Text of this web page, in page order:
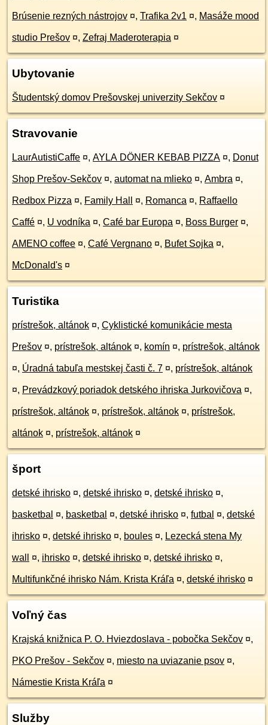
Brúsenie rezných nástrojov ¤, Trafika 2v1 ¤, Masáže mood
studio Prešov ¤, Zefraj Maderoterapia ¤
Ubytovanie
Študentský domov Prešovskej univerzity Sekčov ¤
Stravovanie
LaurAutistiCaffe ¤, AYLA DÖNER KEBAB PIZZA ¤, Donut
Shop Prešov-Sekčov ¤, automat na mlieko ¤, Ambra ¤,
Redbox Pizza ¤, Family Hall ¤, Romanca ¤, Raffaello
Caffé ¤, U vodníka ¤, Café bar Europa ¤, Boss Burger ¤,
AMENO coffee ¤, Café Vergnano ¤, Bufet Sojka ¤,
McDonald's ¤
Turistika
prístrešok, altánok ¤, Cyklistické komunikácie mesta
Prešov ¤, prístrešok, altánok ¤, komín ¤, prístrešok, altánok
¤, Úradná tabuľa mestskej časti č. 7 ¤, prístrešok, altánok
¤, Prevádzkový poriadok detského ihriska Jurkovičova ¤,
prístrešok, altánok ¤, prístrešok, altánok ¤, prístrešok,
altánok ¤, prístrešok, altánok ¤
šport
detské ihrisko ¤, detské ihrisko ¤, detské ihrisko ¤,
basketbal ¤, basketbal ¤, detské ihrisko ¤, futbal ¤, detské
ihrisko ¤, detské ihrisko ¤, boules ¤, Lezecká stena My
wall ¤, ihrisko ¤, detské ihrisko ¤, detské ihrisko ¤,
Multifunkčné ihrisko Nám. Krista Kráľa ¤, detské ihrisko ¤
Voľný čas
Krajská knižnica P. O. Hviezdoslava - pobočka Sekčov ¤,
PKO Prešov - Sekčov ¤, miesto na uviazanie psov ¤,
Námestie Krista Kráľa ¤
Služby